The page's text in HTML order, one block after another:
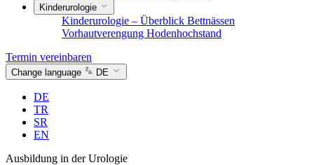
Kinderurologie
Kinderurologie – Überblick Bettnässen
Vorhautverengung Hodenhochstand
Termin vereinbaren
Change language DE
DE
TR
SR
EN
Ausbildung in der Urologie